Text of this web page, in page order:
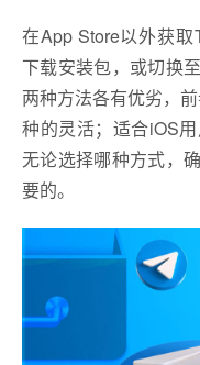
在App Store以外获
下载安装包，或切换
两种方法各有优劣，
种的灵活；适合iOS
无论选择哪种方式，
要的。